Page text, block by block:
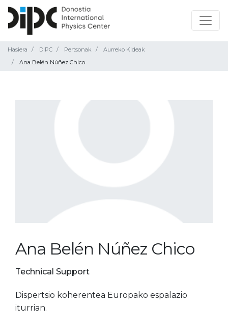
Hasiera DIPC Pertsonak
Aurreko Kideak
Ana Belén Núñez Chico
Ana Belén Núñez Chico
Technical Support
Dispertsio koherentea Europako espalazio
iturrian.